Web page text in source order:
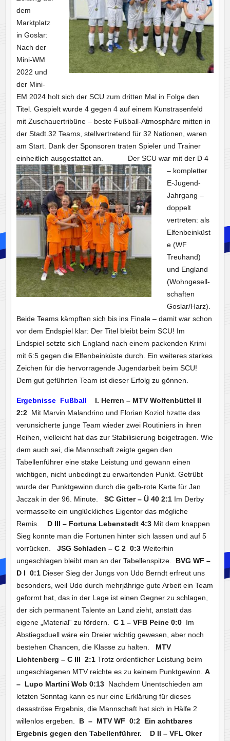
dem
Marktplatz
in Goslar:
Nach der
Mini-WM
2022 und
der Mini-
EM 2024 holt sich der SCU zum dritten Mal in Folge den
Titel. Gespielt wurde 4 gegen 4 auf einem Kunstrasenfeld
mit Zuschauertribüne – beste Fußball-Atmosphäre mitten in
der Stadt.32 Teams, stellvertretend für 32 Nationen, waren
am Start. Dank der Sponsoren traten Spieler und Trainer
einheitlich ausgestattet an.
Der SCU war mit der D 4
– kompletter
E-Jugend-
Jahrgang –
doppelt
vertreten: als
Elfenbeinküst
e (WF
Treuhand)
und England
(Wohngesell-
schaften
Goslar/Harz).
Beide Teams kämpften sich bis ins Finale – damit war schon
vor dem Endspiel klar: Der Titel bleibt beim SCU! Im
Endspiel setzte sich England nach einem packenden Krimi
mit 6:5 gegen die Elfenbeinküste durch. Ein weiteres starkes
Zeichen für die hervorragende Jugendarbeit beim SCU!
Dem gut geführten Team ist dieser Erfolg zu gönnen.
Ergebnisse Fußball
I. Herren – MTV Wolfenbüttel II
2:2 Mit Marvin Malandrino und Florian Koziol hzatte das
verunsicherte junge Team wieder zwei Routiniers in ihren
Reihen, vielleicht hat das zur Stabilisierung beigetragen. Wie
dem auch sei, die Mannschaft zeigte gegen den
Tabellenführer eine stake Leistung und gewann einen
wichtigen, nicht unbedingt zu erwartenden Punkt. Getrübt
wurde der Punktgewinn durch die gelb-rote Karte für Jan
Jaczak in der 96. Minute. SC Gitter – Ü 40 2:1Im Derby
vermasselte ein unglückliches Eigentor das mögliche
Remis. D III – Fortuna Lebenstedt 4:3Mit dem knappen
Sieg konnte man die Fortunen hinter sich lassen und auf 5
vorrücken. JSG Schladen – C 2 0:3 Weiterhin
ungeschlagen bleibt man an der Tabellenspitze.
BVG WF –
D I 0:1Dieser Sieg der Jungs von Udo Berndt erfreut uns
besonders, weil Udo durch mehrjährige gute Arbeit ein Team
geformt hat, das in der Lage ist einen Gegner zu schlagen,
der sich permanent Talente an Land zieht, anstatt das
eigene „Material“ zu fördern. C 1 – VFB Peine 0:0Im
Abstiegsduell wäre ein Dreier wichtig gewesen, aber noch
bestehen Chancen, die Klasse zu halten.
MTV
Lichtenberg – C III 2:1Trotz ordentlicher Leistung beim
ungeschlagenen MTV reichte es zu keinem Punktgewinn. A
– Lupo Martini Wob 0:13 Nachdem Unentschieden am
letzten Sonntag kann es nur eine Erklärung für dieses
desaströse Ergebnis, die Mannschaft hat sich in Hälfe 2
willenlos ergeben. B – MTV WF 0:2 Ein achtbares
Ergebnis gegen den Tabellenführer. D II – VFL Oker